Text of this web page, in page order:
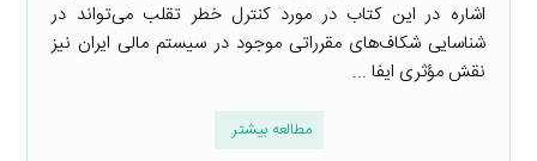
اشاره در این کتاب در مورد کنترل خطر تقلب می‌تواند در
شناسایی شکاف‌های مقرراتی موجود در سیستم مالی ایران نیز
نقش مؤثری ایفا ...
مطالعه بیشتر